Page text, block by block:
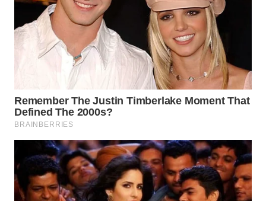
WN
MALUKU
WN
DAIRI
WN
DANAU
TOBA
WN